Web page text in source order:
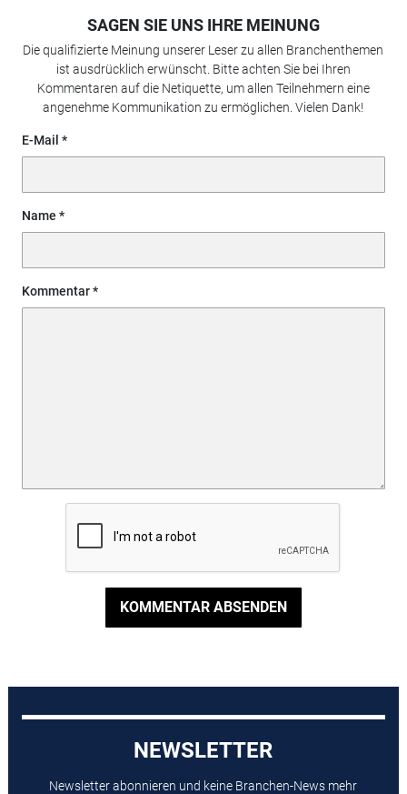
SAGEN SIE UNS IHRE MEINUNG
Die qualifizierte Meinung unserer Leser zu allen Branchenthemen
ist ausdrücklich erwünscht. Bitte achten Sie bei Ihren
Kommentaren auf die Netiquette, um allen Teilnehmern eine
angenehme Kommunikation zu ermöglichen. Vielen Dank!
E-Mail
Name
Kommentar
KOMMENTAR ABSENDEN
NEWSLETTER
Newsletter abonnieren und keine Branchen-News mehr